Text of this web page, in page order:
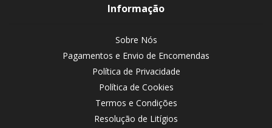
Informação
Sobre Nós
Pagamentos e Envio de Encomendas
Política de Privacidade
Política de Cookies
Termos e Condições
Resolução de Litígios